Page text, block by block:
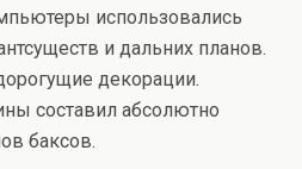
использовались
и дальних планов.
декорации.
составил абсолютно
баксов.